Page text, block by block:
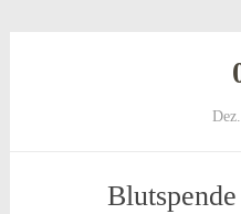
Dez.